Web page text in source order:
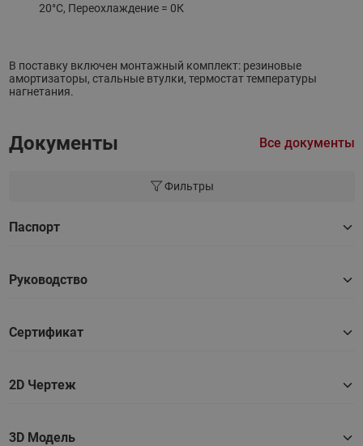
20°С, Переохлаждение = 0К
В поставку включен монтажный комплект: резиновые
амортизаторы, стальные втулки, термостат температуры
нагнетания.
Документы Все документы
Фильтры
Паспорт
Руководство
Сертификат
2D Чертеж
3D Модель